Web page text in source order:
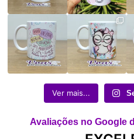
Ver mais...
Avaliações no Google